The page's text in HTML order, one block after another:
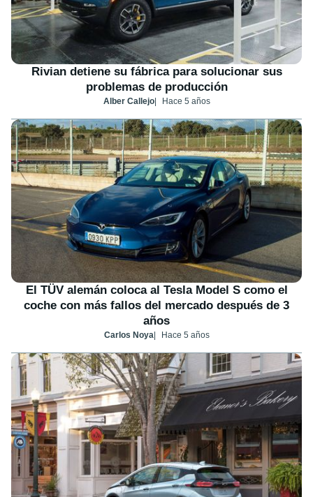
Rivian detiene su fábrica para solucionar sus
problemas de producción
Alber Callejo Hace 5 años
El TÜV alemán coloca al Tesla Model S como el
coche con más fallos del mercado después de 3
años
Carlos Noya Hace 5 años